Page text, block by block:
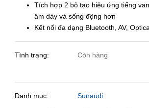
Tích hợp 2 bộ tạo hiệu ứng tiếng
âm dày và sống động hơn
Kết nối đa dạng Bluetooth, AV,
Tình trạng: Còn hàng
Danh mục: Sunaudi